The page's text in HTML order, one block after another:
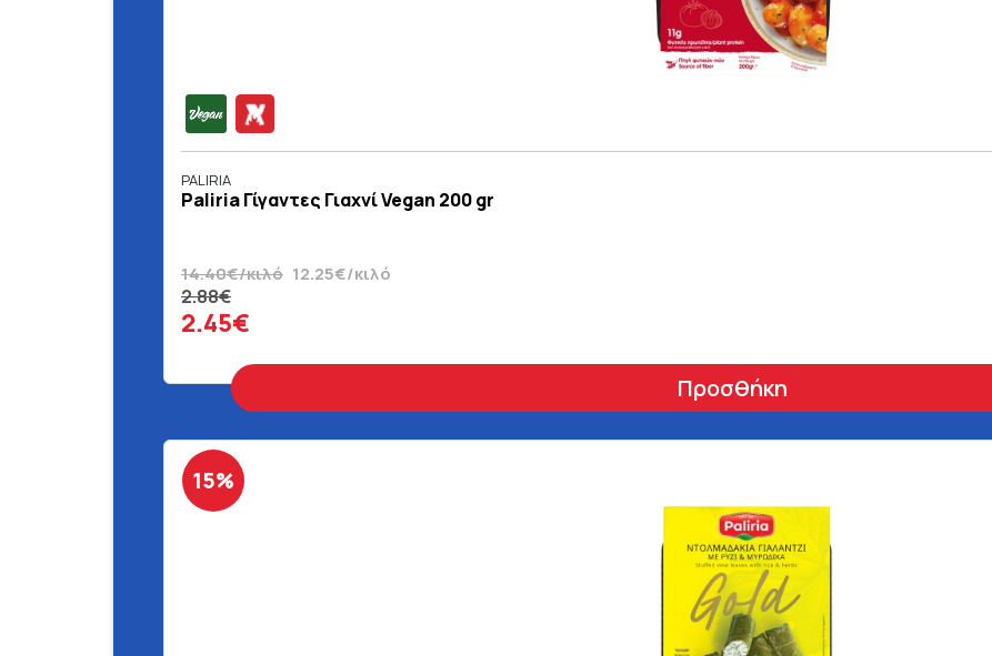
PALIRIA
Paliria Γίγαντες Γιαχνί Vegan 200 gr
14.40€/κιλό 12.25€/κιλό
2.88€
2.45€
Προσθήκη
15%